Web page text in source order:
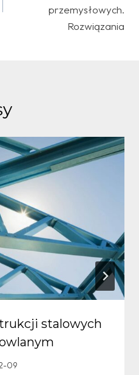
przemysłowych.
Rozwiązania
stalowych
09